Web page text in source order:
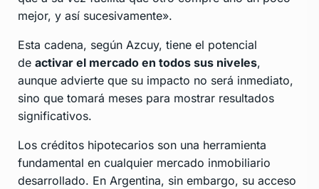
mejor, y así sucesivamente».
Esta cadena, según Azcuy, tiene el potencial
de activar el mercado en todos sus niveles,
aunque advierte que su impacto no será inmediato,
sino que tomará meses para mostrar resultados
significativos.
Los créditos hipotecarios son una herramienta
fundamental en cualquier mercado inmobiliario
desarrollado. En Argentina, sin embargo, su acceso